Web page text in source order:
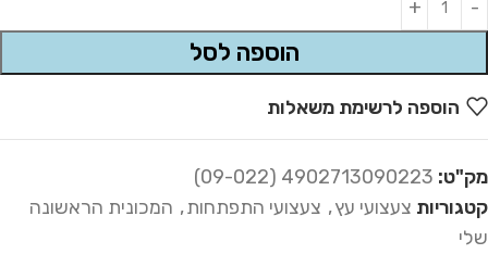
הוספה לסל
Alternative:
הוספה לרשימת משאלות
מק"ט: 4902713090223 (09-022)
קטגוריות צעצועי עץ, צעצועי התפתחות, המכונית הראשונה
שלי